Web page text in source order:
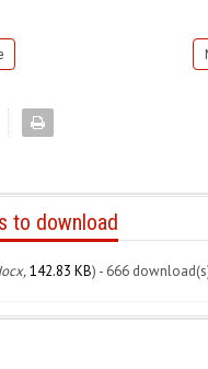
to download
142.83 KB) - 666